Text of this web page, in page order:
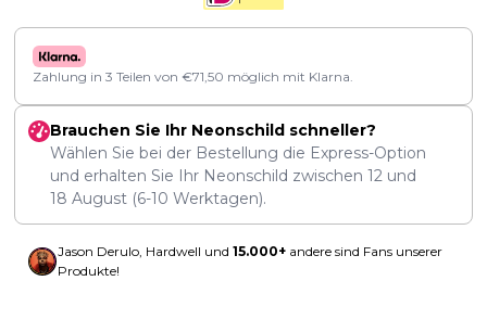
Zahlung in 3 Teilen von €71,50 möglich mit Klarna.
Brauchen Sie Ihr Neonschild schneller?
Wählen Sie bei der Bestellung die Express-Option
und erhalten Sie Ihr Neonschild zwischen 12 und
18 August (6-10 Werktagen).
Jason Derulo, Hardwell und 15.000+ andere sind Fans unserer
Produkte!